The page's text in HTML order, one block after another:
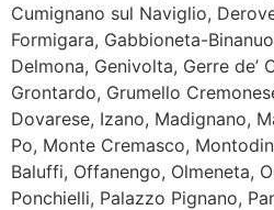
Cumignano sul Naviglio,
Formigara, Gabbioneta-
Delmona, Genivolta, Gerre de’
Grontardo, Grumello
Dovarese, Izano, Madignano,
Po, Monte Cremasco,
Baluffi, Offanengo, Olmeneta,
Ponchielli, Palazzo Pignano,